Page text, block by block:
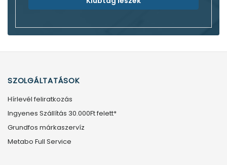
SZOLGÁLTATÁSOK
Hírlevél feliratkozás
Ingyenes Szállítás 30.000Ft felett*
Grundfos márkaszervíz
Metabo Full Service